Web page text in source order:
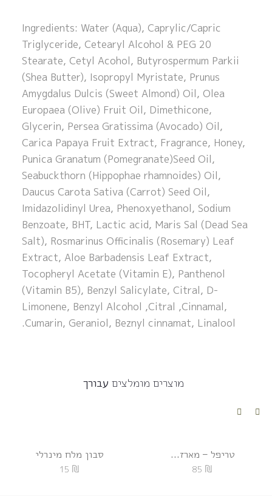
Ingredients: Water (Aqua), Caprylic/Capric
Triglyceride, Cetearyl Alcohol & PEG 20
Stearate, Cetyl Acohol, Butyrospermum Parkii
(Shea Butter), Isopropyl Myristate, Prunus
Amygdalus Dulcis (Sweet Almond) Oil, Olea
Europaea (Olive) Fruit Oil, Dimethicone,
Glycerin, Persea Gratissima (Avocado) Oil,
Carica Papaya Fruit Extract, Fragrance, Honey,
Punica Granatum (Pomegranate)Seed Oil,
Seabuckthorn (Hippophae rhamnoides) Oil,
Daucus Carota Sativa (Carrot) Seed Oil,
Imidazolidinyl Urea, Phenoxyethanol, Sodium
Benzoate, BHT, Lactic acid, Maris Sal (Dead Sea
Salt), Rosmarinus Officinalis (Rosemary) Leaf
Extract, Aloe Barbadensis Leaf Extract,
Tocopheryl Acetate (Vitamin E), Panthenol
(Vitamin B5), Benzyl Salicylate, Citral, D-
Limonene, Benzyl Alcohol ,Citral ,Cinnamal,
Cumarin, Geraniol, Beznyl cinnamat, Linalool.
מוצרים מומלצים עבורך
טריפל – מארז...
85 ₪
סבון מלח מינרלי
15 ₪